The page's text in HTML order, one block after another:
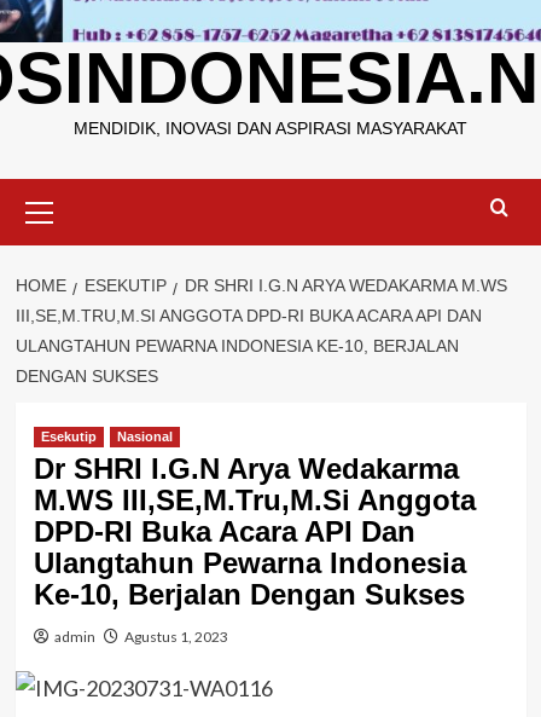
MENDIDIK, INOVASI DAN ASPIRASI MASYARAKAT
Menu
HOME ESEKUTIP
DR SHRI I.G.N ARYA WEDAKARMA M.WS
III,SE,M.TRU,M.SI ANGGOTA DPD-RI BUKA ACARA API DAN
ULANGTAHUN PEWARNA INDONESIA KE-10, BERJALAN
DENGAN SUKSES
Esekutip Nasional
Dr SHRI I.G.N Arya Wedakarma
M.WS III,SE,M.Tru,M.Si Anggota
DPD-RI Buka Acara API Dan
Ulangtahun Pewarna Indonesia
Ke-10, Berjalan Dengan Sukses
admin Agustus 1, 2023